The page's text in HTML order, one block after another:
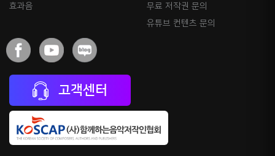
효과음
무료 저작권 문의
유튜브 컨텐츠 문의
고객센터